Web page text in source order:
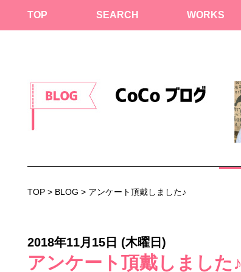
TOP SEARCH WORKS
TOP > BLOG > アンケート頂戴しました♪
2018年11月15日 (木曜日)
アンケート頂戴しました♪